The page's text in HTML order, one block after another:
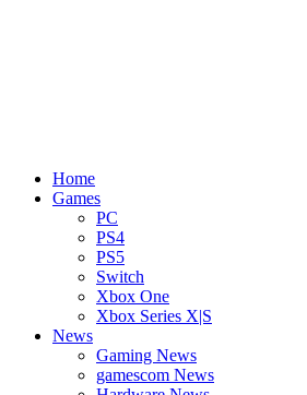
Home
Games
PC
PS4
PS5
Switch
Xbox One
Xbox Series X|S
News
Gaming News
gamescom News